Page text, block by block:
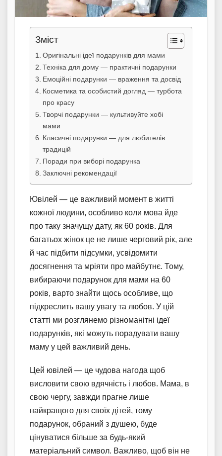
Зміст
Оригінальні ідеї подарунків для мами
Техніка для дому — практичні подарунки
Емоційні подарунки — враження та досвід
Косметика та особистий догляд — турбота
про красу
Творчі подарунки — культивуйте хобі
мами
Класичні подарунки — для любителів
традицій
Поради при виборі подарунка
Заключні рекомендації
Ювілей — це важливий момент в житті
кожної людини, особливо коли мова йде
про таку значущу дату, як 60 років. Для
багатьох жінок це не лише черговий рік, але
й час підбити підсумки, усвідомити
досягнення та мріяти про майбутнє. Тому,
вибираючи подарунок для мами на 60
років, варто знайти щось особливе, що
підкреслить вашу увагу та любов. У цій
статті ми розглянемо різноманітні ідеї
подарунків, які можуть порадувати вашу
маму у цей важливий день.
Цей ювілей — це чудова нагода щоб
висловити свою вдячність і любов. Мама, в
свою чергу, завжди прагне лише
найкращого для своїх дітей, тому
подарунок, обраний з душею, буде
цінуватися більше за будь-який
матеріальний символ. Важливо, щоб він не